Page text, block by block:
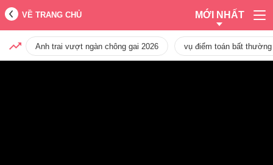
VỀ TRANG CHỦ MỚI NHẤT
Anh trai vượt ngàn chông gai 2026 vụ điểm toán bất